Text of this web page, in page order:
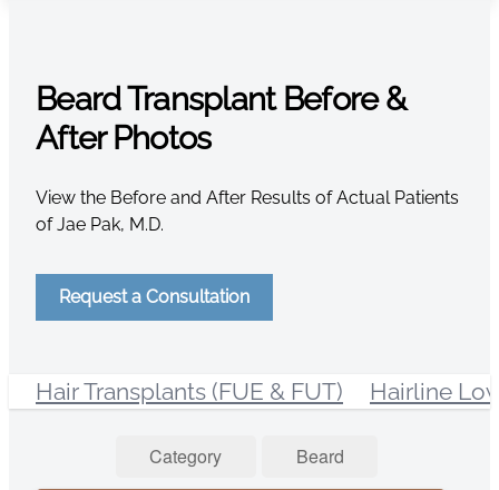
Beard Transplant Before &
After Photos
View the Before and After Results of Actual Patients
of Jae Pak, M.D.
Request a Consultation
Hair Transplants (FUE & FUT) Hairline
Category Beard